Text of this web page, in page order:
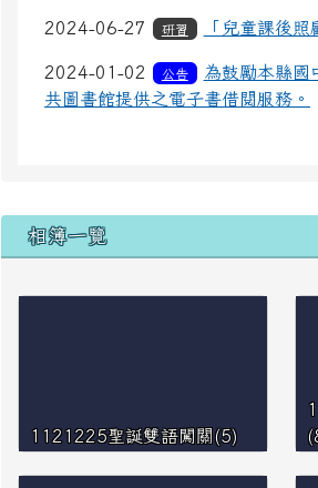
2024-06-27 研習 「兒童課後
2024-01-02 公告
為鼓勵本縣國
共圖書館提供之電子書借閱服務。
下中區域內容
相簿一覽
1121225聖誕雙語闖關(5)